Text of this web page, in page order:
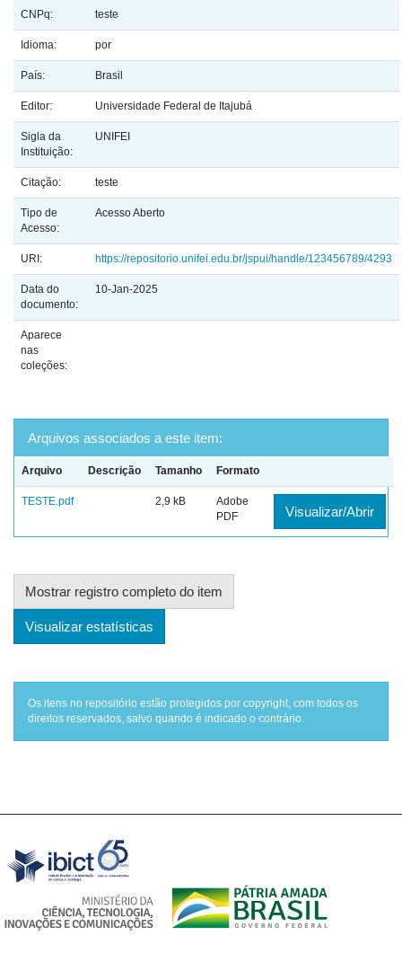
CNPq: teste
Idioma: por
País: Brasil
Editor: Universidade Federal de Itajubá
Sigla da
Instituição:
UNIFEI
Citação: teste
Tipo de
Acesso:
Acesso Aberto
URI: https://repositorio.unifei.edu.br/jspui/handle/123456789/4293
Data do
documento:
10-Jan-2025
Aparece
nas
coleções:
Arquivos associados a este item:
Arquivo Descrição Tamanho Formato
TESTE.pdf 2,9 kB
Adobe
PDF
Visualizar/Abrir
Mostrar registro completo do item
Visualizar estatísticas
Os itens no repositório estão protegidos por copyright, com todos os
direitos reservados, salvo quando é indicado o contrário.